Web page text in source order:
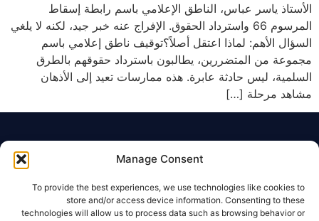
Manage Consent
To provide the best experiences, we use technologies like cookies to
store and/or access device information. Consenting to these
technologies will allow us to process data such as browsing behavior or
الأستاذ ياسر عباس، الناطق الإعلامي باسم رابطة إسقاط
المرسوم 66 واسترداد الحقوق. الإفراج عنه خبر جيد، لكنه لا يلغي
السؤال الأهم: لماذا اعتقل أصلاً؟توقيف ناطق إعلامي باسم
مجموعة من المتضررين، يطالبون باسترداد حقوقهم بالطرق
السلمية، ليس حادثة عابرة. هذه ممارسات تعيد إلى الأذهان
مشاهد مرحلة […]
حزب سياسي للمواطنين السوريين يجمعهم القيم